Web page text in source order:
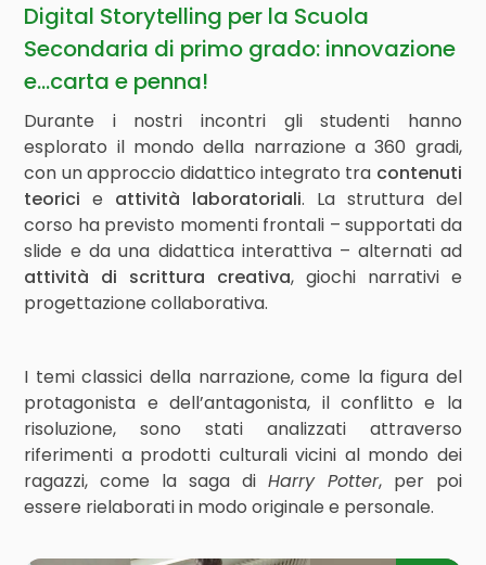
Digital Storytelling per la Scuola
Secondaria di primo grado: innovazione
e…carta e penna!
Durante i nostri incontri gli studenti hanno
esplorato il mondo della narrazione a 360 gradi,
con un approccio didattico integrato tra contenuti
teorici e attività laboratoriali. La struttura del
corso ha previsto momenti frontali – supportati da
slide e da una didattica interattiva – alternati ad
attività di scrittura creativa, giochi narrativi e
progettazione collaborativa.
I temi classici della narrazione, come la figura del
protagonista e dell’antagonista, il conflitto e la
risoluzione, sono stati analizzati attraverso
riferimenti a prodotti culturali vicini al mondo dei
ragazzi, come la saga di Harry Potter, per poi
essere rielaborati in modo originale e personale.